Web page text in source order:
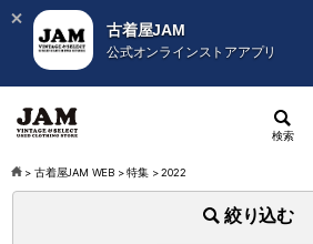
古着屋JAM
公式オンラインストアアプリ
検索
> 古着屋JAM WEB >特集>2022
絞り込む